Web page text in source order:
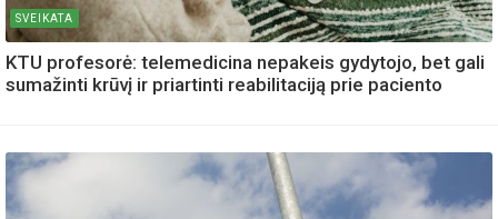
SVEIKATA
KTU profesorė: telemedicina nepakeis gydytojo, bet gali
sumažinti krūvį ir priartinti reabilitaciją prie paciento